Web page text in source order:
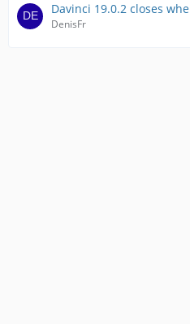
Davinci 19.0.2 closes
DenisFr